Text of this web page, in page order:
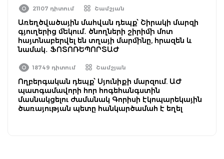
21107 դիտում Շամշյան
Առեղծվածային մահվան դեպք՝ Շիրակի մարզի
գյուղերից մեկում․ ծնողների շիրիմի մոտ
հայտնաբերվել են տղայի մարմինը, հրազեն և
նամակ․ ՖՈՏՈՌԵՊՈՐՏԱԺ
18749 դիտում Շամշյան
Ողբերգական դեպք՝ Սյունիքի մարզում. ԱԺ
պատգամավորի հոր հոգեհանգստին
մասնակցելու ժամանակ Գորիսի էկոպարեկային
ծառայության պետը հանկարծամահ է եղել